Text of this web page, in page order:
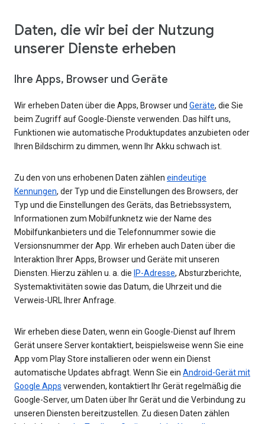
Daten, die wir bei der Nutzung
unserer Dienste erheben
Ihre Apps, Browser und Geräte
Wir erheben Daten über die Apps, Browser und Geräte, die Sie
beim Zugriff auf Google-Dienste verwenden. Das hilft uns,
Funktionen wie automatische Produktupdates anzubieten oder
Ihren Bildschirm zu dimmen, wenn Ihr Akku schwach ist.
Zu den von uns erhobenen Daten zählen eindeutige
Kennungen, der Typ und die Einstellungen des Browsers, der
Typ und die Einstellungen des Geräts, das Betriebssystem,
Informationen zum Mobilfunknetz wie der Name des
Mobilfunkanbieters und die Telefonnummer sowie die
Versionsnummer der App. Wir erheben auch Daten über die
Interaktion Ihrer Apps, Browser und Geräte mit unseren
Diensten. Hierzu zählen u. a. die IP-Adresse, Absturzberichte,
Systemaktivitäten sowie das Datum, die Uhrzeit und die
Verweis-URL Ihrer Anfrage.
Wir erheben diese Daten, wenn ein Google-Dienst auf Ihrem
Gerät unsere Server kontaktiert, beispielsweise wenn Sie eine
App vom Play Store installieren oder wenn ein Dienst
automatische Updates abfragt. Wenn Sie ein Android-Gerät mit
Google Apps verwenden, kontaktiert Ihr Gerät regelmäßig die
Google-Server, um Daten über Ihr Gerät und die Verbindung zu
unseren Diensten bereitzustellen. Zu diesen Daten zählen